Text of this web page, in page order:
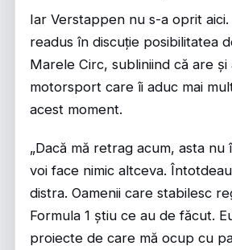
Iar Verstappen nu s-a oprit aici.
readus în discuție posibilitatea
Marele Circ, subliniind că are și
motorsport care îi aduc mai
acest moment.
„Dacă mă retrag acum, asta nu
voi face nimic altceva.
distra. Oamenii care stabilesc
Formula 1 știu ce au de făcut.
proiecte de care mă ocup cu